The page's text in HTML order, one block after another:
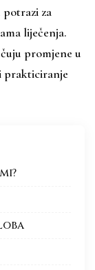
za
liječenja.
promjene u
prakticiranje